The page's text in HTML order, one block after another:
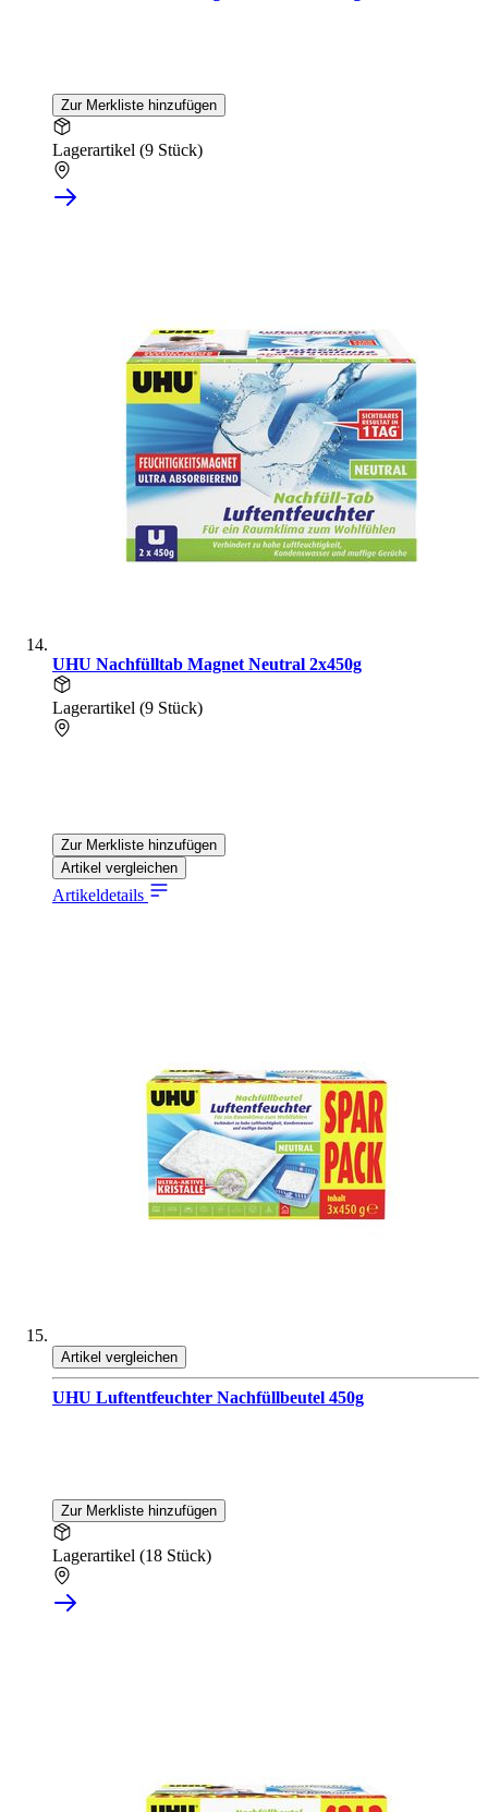
Zur Merkliste hinzufügen
Lagerartikel (9 Stück)
UHU Nachfülltab Magnet Neutral 2x450g
Lagerartikel (9 Stück)
Zur Merkliste hinzufügen
Artikel vergleichen
Artikeldetails
Artikel vergleichen
UHU Luftentfeuchter Nachfüllbeutel 450g
Zur Merkliste hinzufügen
Lagerartikel (18 Stück)